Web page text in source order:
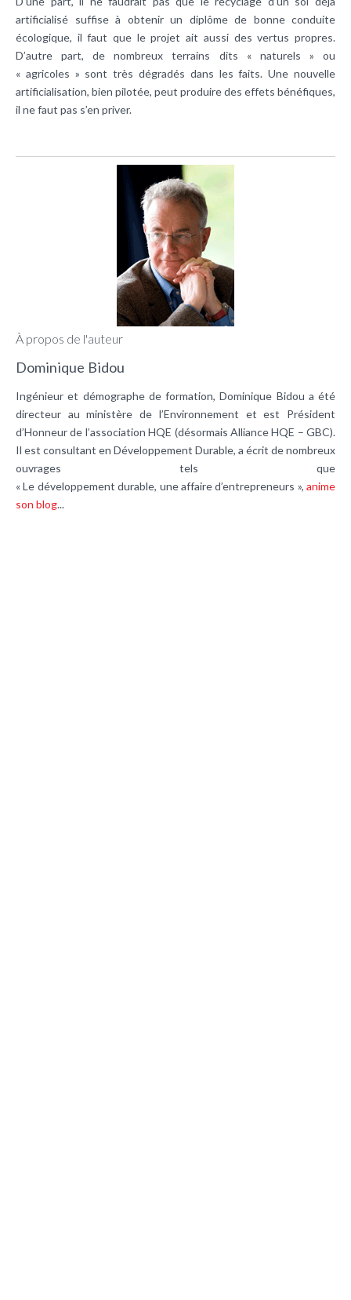
artificialisé suffise à obtenir un diplôme de bonne conduite
écologique, il faut que le projet ait aussi des vertus propres.
D’autre part, de nombreux terrains dits « naturels » ou
« agricoles » sont très dégradés dans les faits. Une nouvelle
artificialisation, bien pilotée, peut produire des effets bénéfiques,
il ne faut pas s’en priver.
À propos de l'auteur
Dominique Bidou
Ingénieur et démographe de formation, Dominique Bidou a été
directeur au ministère de l’Environnement et est Président
d’Honneur de l’association HQE (désormais Alliance HQE – GBC).
Il est consultant en Développement Durable, a écrit de nombreux
ouvrages tels que
« Le développement durable, une affaire d’entrepreneurs », anime
son blog...